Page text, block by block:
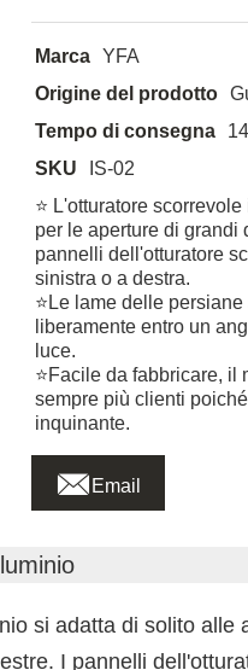
Marca
YFA
Origine del prodotto
Tempo di consegna
SKU
IS-02
⭐ L'otturatore
per le aperture di grandi
pannelli dell'otturatore
sinistra o a destra.
⭐Le lame delle
liberamente entro un
luce.
⭐Facile da fabbricare,
sempre più clienti
inquinante.
 Email
si adatta di solito alle
I pannelli